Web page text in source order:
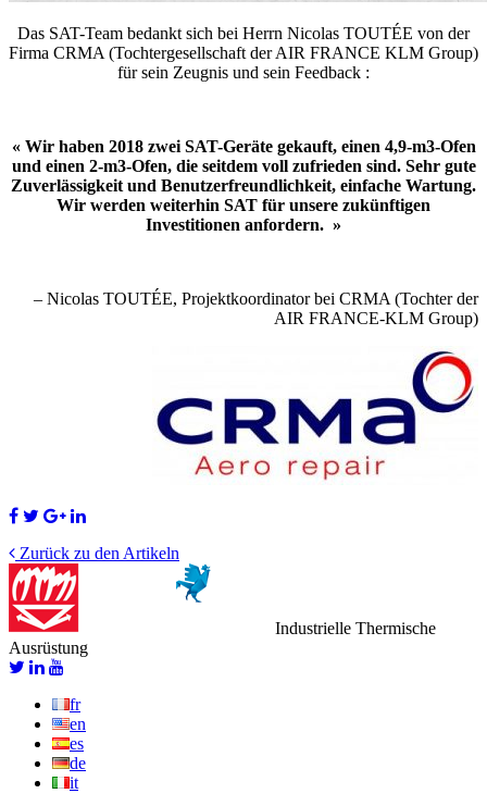
Das SAT-Team bedankt sich bei Herrn Nicolas TOUTÉE von der
Firma CRMA (Tochtergesellschaft der AIR FRANCE KLM Group)
für sein Zeugnis und sein Feedback :
« Wir haben 2018 zwei SAT-Geräte gekauft, einen 4,9-m3-Ofen
und einen 2-m3-Ofen, die seitdem voll zufrieden sind. Sehr gute
Zuverlässigkeit und Benutzerfreundlichkeit, einfache Wartung.
Wir werden weiterhin SAT für unsere zukünftigen
Investitionen anfordern. »
– Nicolas TOUTÉE, Projektkoordinator bei CRMA (Tochter der
AIR FRANCE-KLM Group)
Zurück zu den Artikeln
Industrielle Thermische
Ausrüstung
fr
en
es
de
it